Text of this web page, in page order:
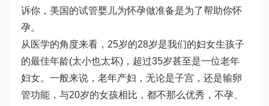
诉你，美国的试管婴儿为怀孕做准备是为了帮助你怀
孕。
从医学的角度来看，25岁的28岁是我们的妇女生孩子
的最佳年龄(太小也太坏)，超过35岁甚至是一位老年
妇女。一般来说，老年产妇，无论是子宫，还是输卵
管功能，与20岁的女孩相比，都不那么优秀，不孕、